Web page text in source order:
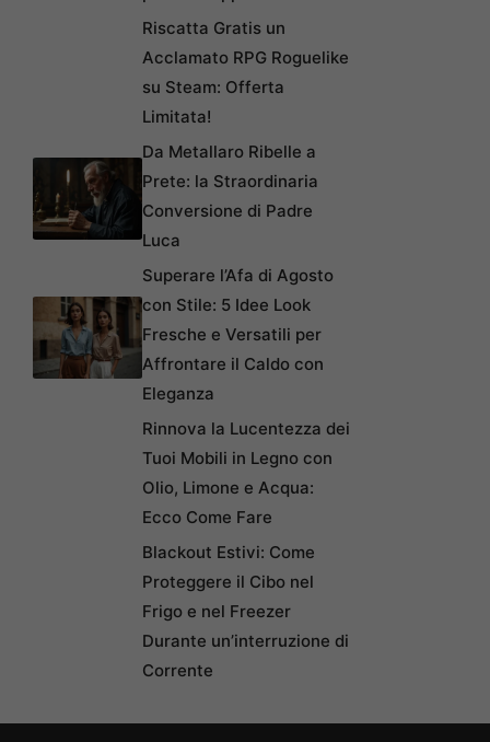
Riscatta Gratis un
Acclamato RPG Roguelike
su Steam: Offerta
Limitata!
Da Metallaro Ribelle a
Prete: la Straordinaria
Conversione di Padre
Luca
Superare l’Afa di Agosto
con Stile: 5 Idee Look
Fresche e Versatili per
Affrontare il Caldo con
Eleganza
Rinnova la Lucentezza dei
Tuoi Mobili in Legno con
Olio, Limone e Acqua:
Ecco Come Fare
Blackout Estivi: Come
Proteggere il Cibo nel
Frigo e nel Freezer
Durante un’interruzione di
Corrente